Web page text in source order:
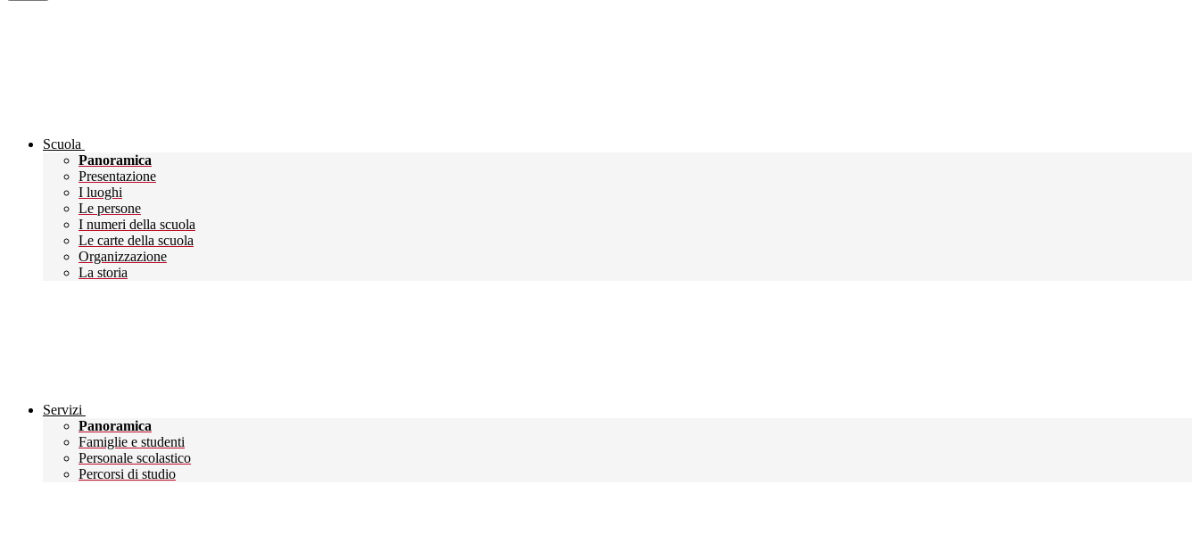
Scuola
Panoramica
Presentazione
I luoghi
Le persone
I numeri della scuola
Le carte della scuola
Organizzazione
La storia
Servizi
Panoramica
Famiglie e studenti
Personale scolastico
Percorsi di studio